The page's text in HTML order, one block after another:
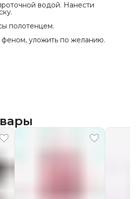
водой. Нанести
полотенцем.
уложить по желанию.